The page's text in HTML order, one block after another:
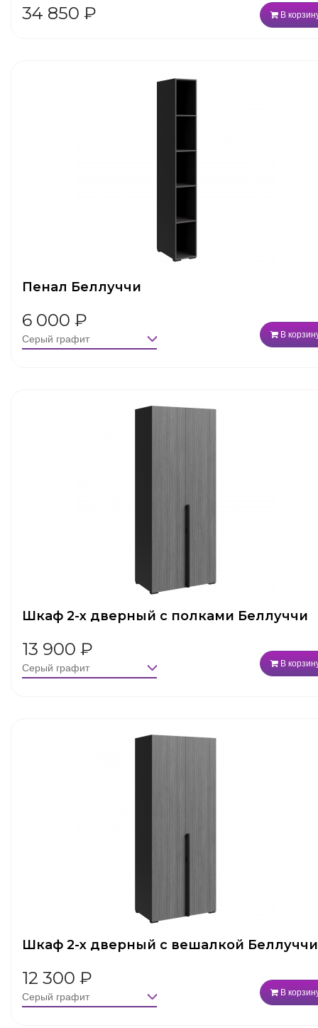
34 850 ₽ В
Пенал Беллуччи
6 000 ₽
В
Шкаф 2-х дверный с полками Беллуччи
13 900 ₽
В
Шкаф 2-х дверный с вешалкой Беллуччи
12 300 ₽
В